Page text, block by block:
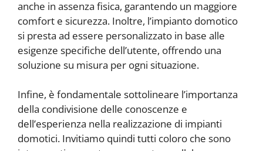
anche in assenza fisica, garantendo un maggiore
comfort e sicurezza. Inoltre, l’impianto domotico
si presta ad essere personalizzato in base alle
esigenze specifiche dell’utente, offrendo una
soluzione su misura per ogni situazione.
Infine, è fondamentale sottolineare l’importanza
della condivisione delle conoscenze e
dell’esperienza nella realizzazione di impianti
domotici. Invitiamo quindi tutti coloro che sono